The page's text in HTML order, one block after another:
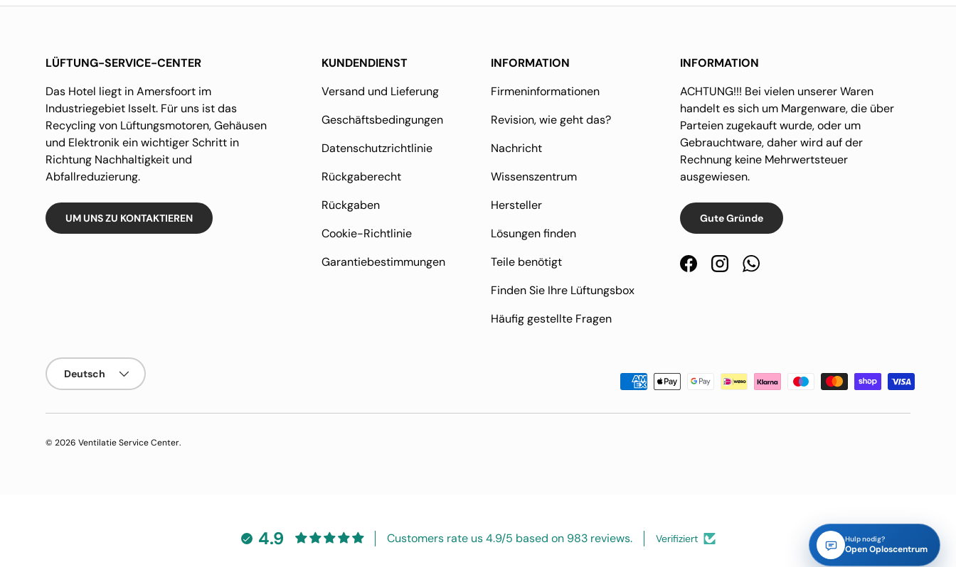
Hulp nodig?
Open Oploscentrum
LÜFTUNG-SERVICE-CENTER
Das Hotel liegt in Amersfoort im
Industriegebiet Isselt. Für uns ist das
Recycling von Lüftungsmotoren, Gehäusen
und Elektronik ein wichtiger Schritt in
Richtung Nachhaltigkeit und
Abfallreduzierung.
UM UNS ZU KONTAKTIEREN
KUNDENDIENST
Versand und Lieferung
Geschäftsbedingungen
Datenschutzrichtlinie
Rückgaberecht
Rückgaben
Cookie-Richtlinie
Garantiebestimmungen
INFORMATION
Firmeninformationen
Revision, wie geht das?
Nachricht
Wissenszentrum
Hersteller
Lösungen finden
Teile benötigt
Finden Sie Ihre Lüftungsbox
Häufig gestellte Fragen
INFORMATION
ACHTUNG!!! Bei vielen unserer Waren
handelt es sich um Margenware, die über
Parteien zugekauft wurde, oder um
Gebrauchtware, daher wird auf der
Rechnung keine Mehrwertsteuer
ausgewiesen.
Gute Gründe
FacebookInstagramWhatsApp
Sprache
Deutsch
© 2026 Ventilatie Service Center.
4.9 Customers rate us 4.9/5 based on 983 reviews. Verifiziert